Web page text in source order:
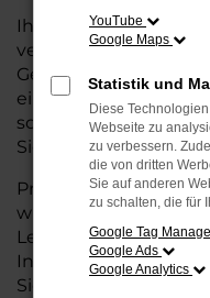
Ihr Porsche
vertrauenswürdiger
Gebrauchtwagen
eine große Auswahl
sondern auch eine
Sie das für Sie
Profitieren Sie von
wie attraktiven
Leasingangeboten
Inzahlungnahme
Sie uns und
YouTube
Google Maps
Statistik und
Diese
Webseite zu
zu verbessern.
die von dritten
Sie auf anderen
zu schalten, die für
Google Tag
Google Ads
Google Analytics